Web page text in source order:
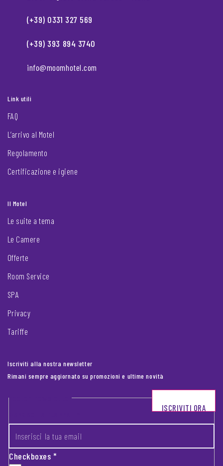
(+39) 0331 327 569
(+39) 393 894 3740
info@moomhotel.com
Link utili
FAQ
L’arrivo al Motel
Regolamento
Certificazione e igiene
Il Motel
Le suite a tema
Le Camere
Offerte
Room Service
SPA
Privacy
Tariffe
Iscriviti alla nostra newsletter
Rimani sempre aggiornato su promozioni e ultime novità
Footer newsletter
Checkboxes*
ISCRIVITI ORA